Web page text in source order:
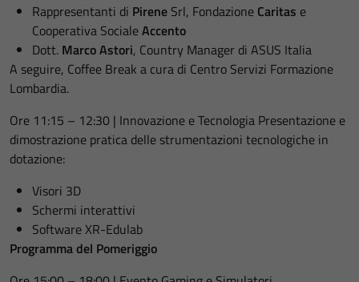
Rappresentanti di Pirene Srl, Fondazione Caritas e
Cooperativa SocialeAccento
Dott. Marco Astori, Country Manager di ASUS Italia
A seguire, Coffee Break a cura di Centro Servizi Formazione
Lombardia.
Ore 11:15 – 12:30 | Innovazione e Tecnologia Presentazione e
dimostrazione pratica delle strumentazioni tecnologiche in
dotazione:
Visori 3D
Schermi interattivi
Software XR-Edulab
Programma del Pomeriggio